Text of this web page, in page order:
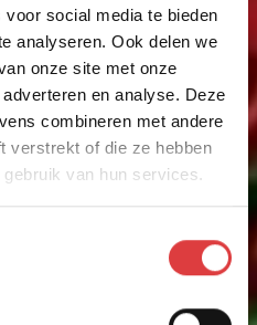
social media te bieden
analyseren. Ook delen we
onze site met onze
en analyse. Deze
combineren met andere
verstrekt of die ze hebben
van hun services.